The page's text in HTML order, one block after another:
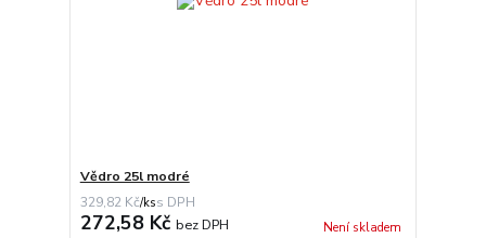
Vědro 25l modré
329,82 Kč/ks
272,58 Kč bez DPH Není skladem